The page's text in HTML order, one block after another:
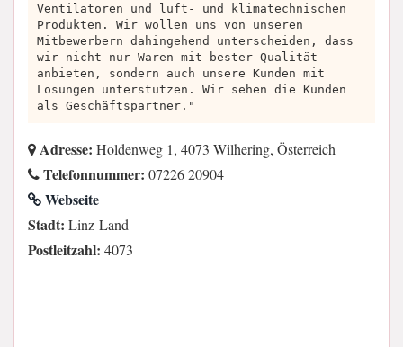
Ventilatoren und luft- und klimatechnischen
Produkten. Wir wollen uns von unseren
Mitbewerbern dahingehend unterscheiden, dass
wir nicht nur Waren mit bester Qualität
anbieten, sondern auch unsere Kunden mit
Lösungen unterstützen. Wir sehen die Kunden
als Geschäftspartner."
Adresse: Holdenweg 1, 4073 Wilhering, Österreich
Telefonnummer: 07226 20904
Webseite
Stadt: Linz-Land
Postleitzahl: 4073